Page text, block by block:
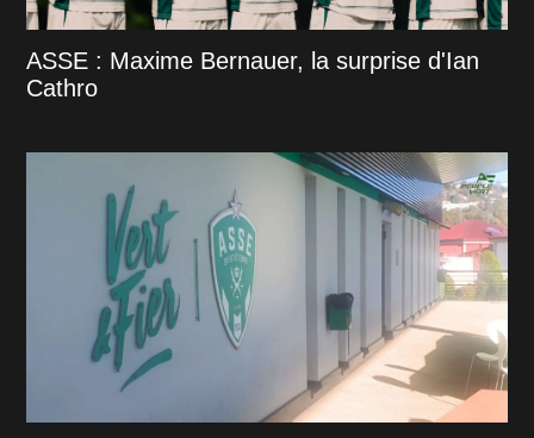
ASSE : Maxime Bernauer, la surprise d'Ian
Cathro